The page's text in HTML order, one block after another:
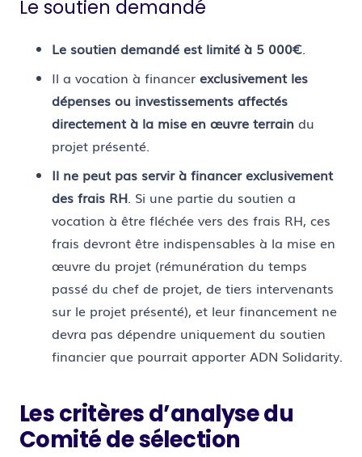
Le soutien demandé
Le soutien demandé est limité à 5 000€.
Il a vocation à financer exclusivement les
dépenses ou investissements affectés
directement à la mise en œuvre terrain du
projet présenté.
Il ne peut pas servir à financer exclusivement
des frais RH. Si une partie du soutien a
vocation à être fléchée vers des frais RH, ces
frais devront être indispensables à la mise en
œuvre du projet (rémunération du temps
passé du chef de projet, de tiers intervenants
sur le projet présenté), et leur financement ne
devra pas dépendre uniquement du soutien
financier que pourrait apporter ADN Solidarity.
Les critères d’analyse du
Comité de sélection